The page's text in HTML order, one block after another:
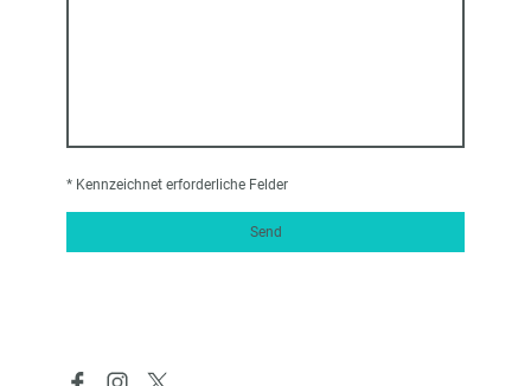
* Kennzeichnet erforderliche Felder
Send